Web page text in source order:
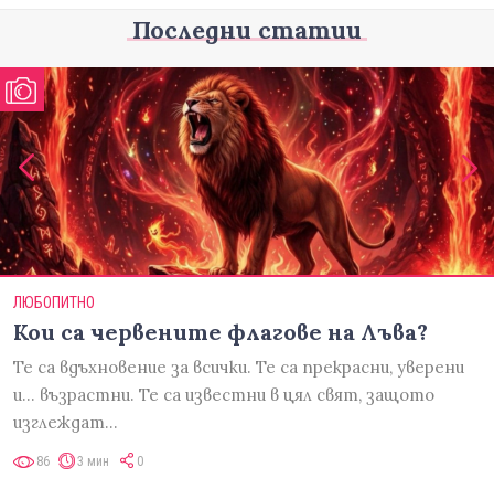
Последни статии
ЛЮБОПИТНО
Кои са червените флагове на Лъва?
Те са вдъхновение за всички. Те са прекрасни, уверени
и... възрастни. Те са известни в цял свят, защото
изглеждат…
86 3 мин 0